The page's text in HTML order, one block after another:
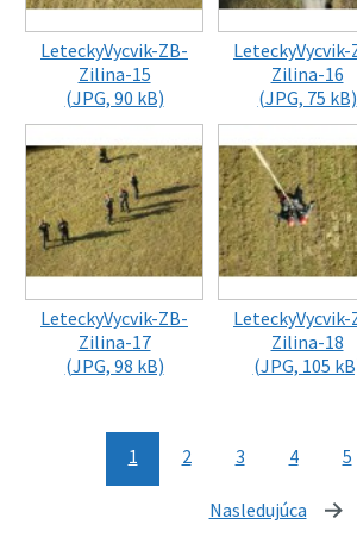
LeteckyVycvik-ZB-
Zilina-15
(JPG, 90 kB)
LeteckyVycvik-
Zilina-16
(JPG, 75 kB)
LeteckyVycvik-ZB-
Zilina-17
(JPG, 98 kB)
LeteckyVycvik-
Zilina-18
(JPG, 105
1 2 3 4 5
Nasledujúca